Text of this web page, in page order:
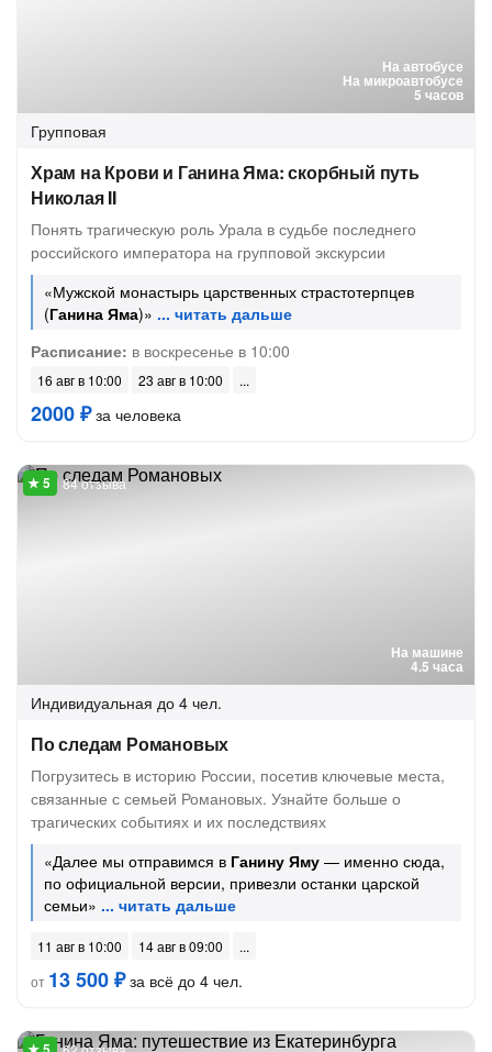
На автобусе
На микроавтобусе
5 часов
Групповая
Храм на Крови и Ганина Яма: скорбный путь
Николая II
Понять трагическую роль Урала в судьбе последнего
российского императора на групповой экскурсии
«Мужской монастырь царственных страстотерпцев
(Ганина Яма)»
Расписание: в воскресенье в 10:00
16 авг в 10:00 23 авг в 10:00
2000 ₽за человека
На машине
4.5 часа
84 отзыва
Индивидуальная до 4 чел.
По следам Романовых
Погрузитесь в историю России, посетив ключевые места,
связанные с семьей Романовых. Узнайте больше о
трагических событиях и их последствиях
«Далее мы отправимся в Ганину Яму — именно сюда,
по официальной версии, привезли останки царской
семьи»
11 авг в 10:00
14 авг в 09:00
от 13 500 ₽за всё до 4 чел.